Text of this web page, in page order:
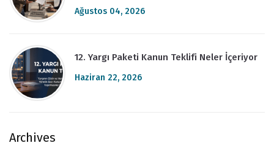
Ağustos 04, 2026
12. Yargı Paketi Kanun Teklifi Neler İçeriyor
Haziran 22, 2026
Archives